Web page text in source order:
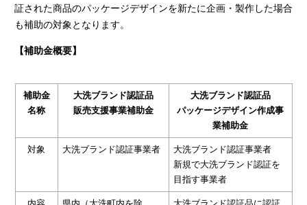
証された商品のパッケージデザインを新たに企画・製作した場合
も補助の対象となります。
【補助金概要】
補助金
名称
大洗ブランド認証品
販売支援事業補助金
大洗ブランド認証品
パッケージデザイン作成事
業補助金
対象 大洗ブランド認証事業者
大洗ブランド認証事業者
新規で大洗ブランド認証を
目指す事業者